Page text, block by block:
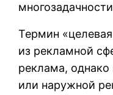
Термин
из рекламной
реклама, однако
или наружной